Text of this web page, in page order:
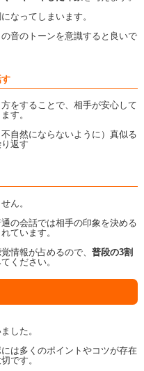
なってしまいます。
音のトーンを意識すると良いで
をすることで、相手が安心して
す。
自然にならないように）真似る
返す
ん。
の会話では相手の印象を決める
ています。
情報が占めるので、 普段の3割
ください。
した。
は多くのポイントやコツが存在
です。